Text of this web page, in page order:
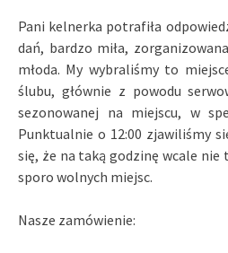
Pani kelnerka potrafiła
dań, bardzo miła,
młoda. My wybraliśmy to
ślubu, głównie z powodu
sezonowanej na miejscu, w
Punktualnie o 12:00 zjawiliśmy
się, że na taką godzinę wcale nie
sporo wolnych miejsc.
Nasze zamówienie: